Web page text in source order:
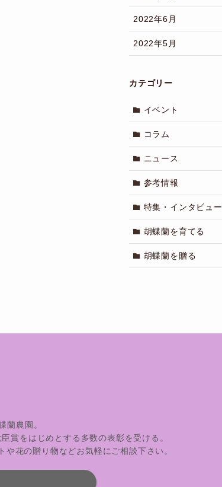
2022年6月
2022年5月
カテゴリー
イベント
コラム
ニュース
参考情報
特集・インタビュー
胡蝶蘭を育てる
胡蝶蘭を贈る
蘭農園。
賞をはじめとする多数の表彰を受ける。
花の贈り物などお気軽にご相談下さい。